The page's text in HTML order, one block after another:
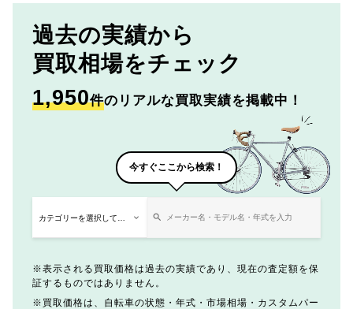
過去の実績から
買取相場をチェック
1,950件のリアルな買取実績を掲載中！
今すぐここから検索！
表示される買取価格は過去の実績であり、現在の査定額を保
証するものではありません。
買取価格は、自転車の状態・年式・市場相場・カスタムパー